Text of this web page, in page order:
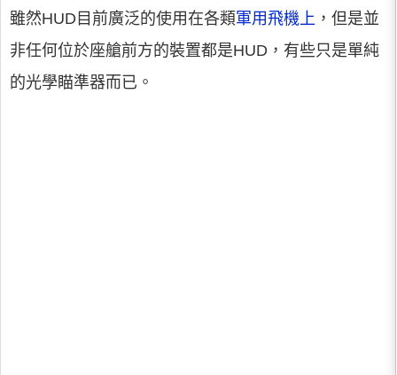
雖然HUD目前廣泛的使用在各類軍用飛機上 ，但是並
非任何位於座艙前方的裝置都是HUD，有些只是單純
的光學瞄準器而已。